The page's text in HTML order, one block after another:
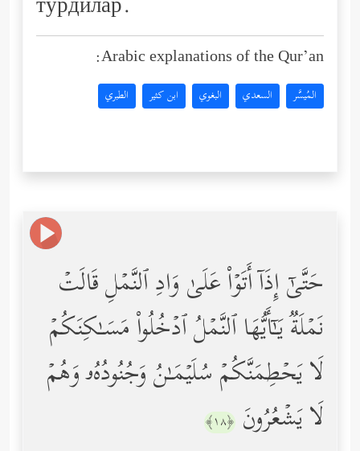
турдилар.
Arabic explanations of the Qur’an:
المُيسَّر السعدي البغوي ابن كثير الطبري
حَتَّىٰۤ إِذَاۤ أَتَوۡاْ عَلَىٰ وَادِ ٱلنَّمۡلِ قَالَتۡ
نَمۡلَةࣱ یَـٰۤأَیُّهَا ٱلنَّمۡلُ ٱدۡخُلُواْ مَسَـٰكِنَكُمۡ
لَا یَحۡطِمَنَّكُمۡ سُلَیۡمَـٰنُ وَجُنُودُهُۥ وَهُمۡ
لَا یَشۡعُرُونَ ﴿١٨﴾